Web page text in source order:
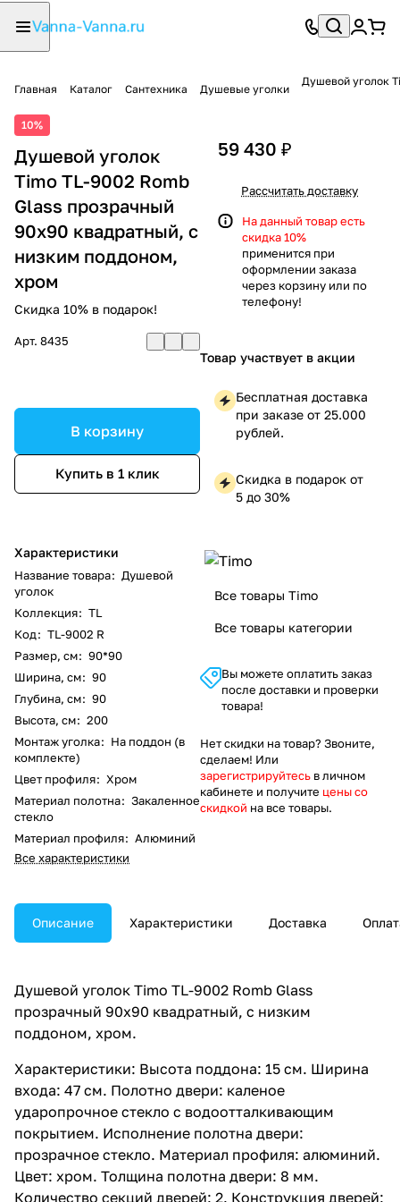
Главная Каталог Сантехника Душевые уголки
Душевой уголок
10%
Душевой уголок
Timo TL-9002 Romb
Glass прозрачный
90х90 квадратный, с
низким поддоном,
хром
Скидка 10% в подарок!
Арт. 8435
В корзину
Купить в 1 клик
Характеристики
Название товара: Душевой
уголок
Коллекция: TL
Код: TL-9002 R
Размер, см: 90*90
Ширина, см: 90
Глубина, см: 90
Высота, см: 200
Монтаж уголка: На поддон (в
комплекте)
Цвет профиля: Хром
Материал полотна: Закаленное
стекло
Материал профиля: Алюминий
Все характеристики
59 430 ₽
Рассчитать доставку
На данный товар есть
скидка 10%
применится при
оформлении заказа
через корзину или по
телефону!
Товар участвует в акции
Бесплатная доставка
при заказе от 25.000
рублей.
Скидка в подарок от
5 до 30%
Все товары Timo
Все товары категории
Вы можете оплатить заказ
после доставки и проверки
товара!
Нет скидки на товар? Звоните,
сделаем! Или
зарегистрируйтесь в личном
кабинете и получите цены со
скидкой на все товары.
Описание Характеристики Доставка
Душевой уголок Timo TL-9002 Romb Glass
прозрачный 90х90 квадратный, с низким
поддоном, хром.
Характеристики: Высота поддона: 15 см. Ширина
входа: 47 см. Полотно двери: каленое
ударопрочное стекло с водоотталкивающим
покрытием. Исполнение полотна двери:
прозрачное стекло. Материал профиля: алюминий.
Цвет: хром. Толщина полотна двери: 8 мм.
Количество секций дверей: 2. Конструкция дверей: